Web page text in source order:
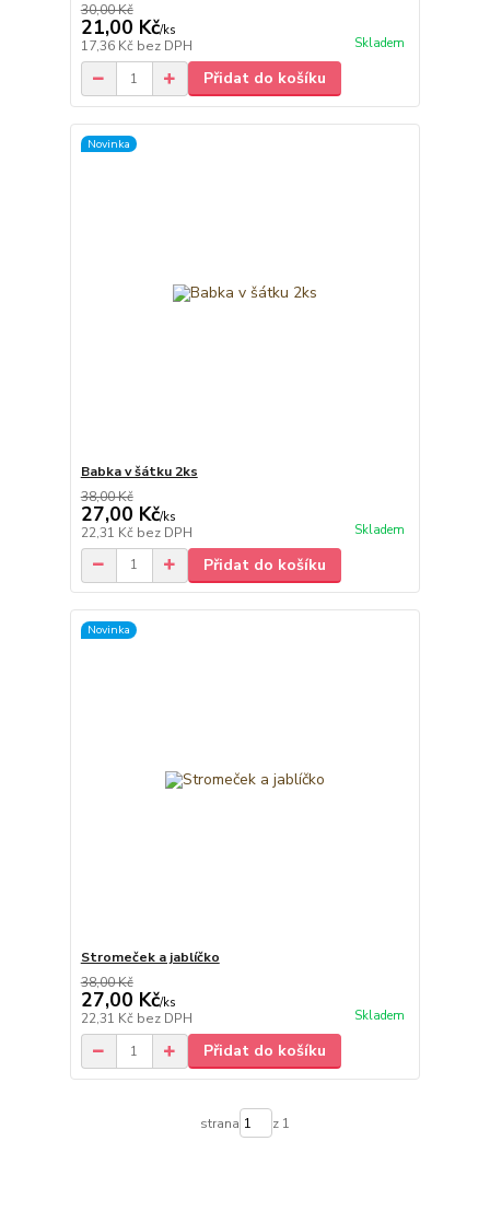
30,00 Kč
21,00 Kč/ks
17,36 Kč bez DPH Skladem
Přidat do košíku
Novinka
Babka v šátku 2ks
38,00 Kč
27,00 Kč/ks
22,31 Kč bez DPH Skladem
Přidat do košíku
Novinka
Stromeček a jablíčko
38,00 Kč
27,00 Kč/ks
22,31 Kč bez DPH Skladem
Přidat do košíku
strana z 1